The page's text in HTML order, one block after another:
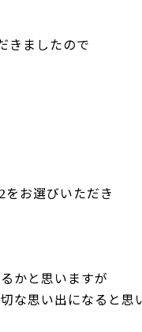
きましたので
お選びいただき
かと思いますが
な思い出になると思